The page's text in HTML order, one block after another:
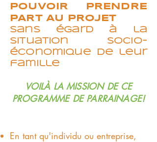
POUVOIR PRENDRE
PART AU PROJET
Sans égard à la
situation socio-
économique de leur
famille
VOILÀ LA MISSION DE CE
PROGRAMME DE PARRAINAGE!
En tant qu'individu ou entreprise,